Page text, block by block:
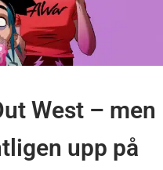
West – men
upp på